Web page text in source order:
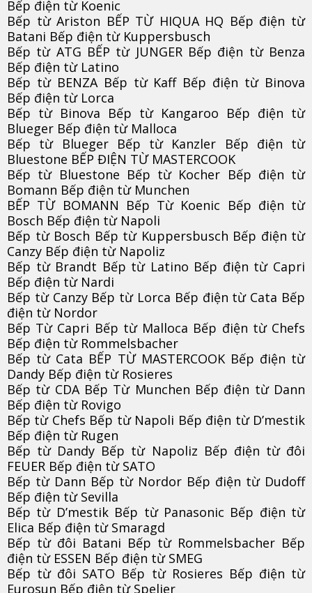
Bếp điện từ Koenic
Bếp từ Ariston BẾP TỪ HIQUA HQ Bếp điện từ
Batani Bếp điện từ Kuppersbusch
Bếp từ ATG BẾP từ JUNGER Bếp điện từ Benza
Bếp điện từ Latino
Bếp từ BENZA Bếp từ Kaff Bếp điện từ Binova
Bếp điện từ Lorca
Bếp từ Binova Bếp từ Kangaroo Bếp điện từ
Blueger Bếp điện từ Malloca
Bếp từ Blueger Bếp từ Kanzler Bếp điện từ
Bluestone BẾP ĐIỆN TỪ MASTERCOOK
Bếp từ Bluestone Bếp từ Kocher Bếp điện từ
Bomann Bếp điện từ Munchen
BẾP TỪ BOMANN Bếp Từ Koenic Bếp điện từ
Bosch Bếp điện từ Napoli
Bếp từ Bosch Bếp từ Kuppersbusch Bếp điện từ
Canzy Bếp điện từ Napoliz
Bếp từ Brandt Bếp từ Latino Bếp điện từ Capri
Bếp điện từ Nardi
Bếp từ Canzy Bếp từ Lorca Bếp điện từ Cata Bếp
điện từ Nordor
Bếp Từ Capri Bếp từ Malloca Bếp điện từ Chefs
Bếp điện từ Rommelsbacher
Bếp từ Cata BẾP TỪ MASTERCOOK Bếp điện từ
Dandy Bếp điện từ Rosieres
Bếp từ CDA Bếp Từ Munchen Bếp điện từ Dann
Bếp điện từ Rovigo
Bếp từ Chefs Bếp từ Napoli Bếp điện từ D’mestik
Bếp điện từ Rugen
Bếp từ Dandy Bếp từ Napoliz Bếp điện từ đôi
FEUER Bếp điện từ SATO
Bếp từ Dann Bếp từ Nordor Bếp điện từ Dudoff
Bếp điện từ Sevilla
Bếp từ D’mestik Bếp từ Panasonic Bếp điện từ
Elica Bếp điện từ Smaragd
Bếp từ đôi Batani Bếp từ Rommelsbacher Bếp
điện từ ESSEN Bếp điện từ SMEG
Bếp từ đôi SATO Bếp từ Rosieres Bếp điện từ
Eurosun Bếp điện từ Spelier